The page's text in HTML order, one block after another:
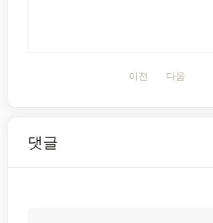
이전 다음
댓글